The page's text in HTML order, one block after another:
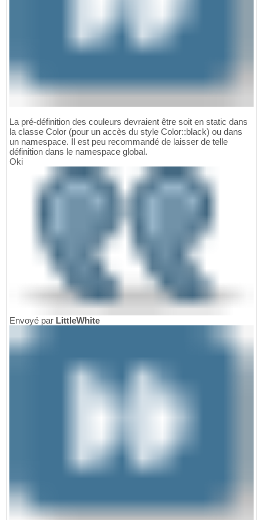
La pré-définition des couleurs devraient être soit en static dans
la classe Color (pour un accès du style Color::black) ou dans
un namespace. Il est peu recommandé de laisser de telle
définition dans le namespace global.
Oki
Envoyé par LittleWhite